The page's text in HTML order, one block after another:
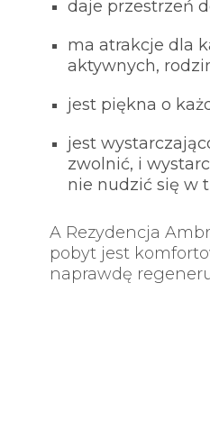
daje przestrzeń
ma atrakcje dla
aktywnych,
jest piękna o
jest
zwolnić, i
nie nudzić się w
A Rezydencja
pobyt jest
naprawdę